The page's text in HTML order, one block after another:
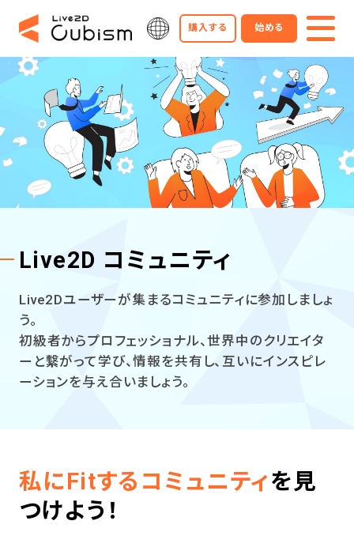
購入する 始める
Live2D コミュニティ
Live2Dユーザーが集まるコミュニティに参加しましょ
う。
初級者からプロフェッショナル、世界中のクリエイタ
ーと繋がって学び、情報を共有し、互いにインスピレ
ーションを与え合いましょう。
私にFitするコミュニティを見
つけよう！